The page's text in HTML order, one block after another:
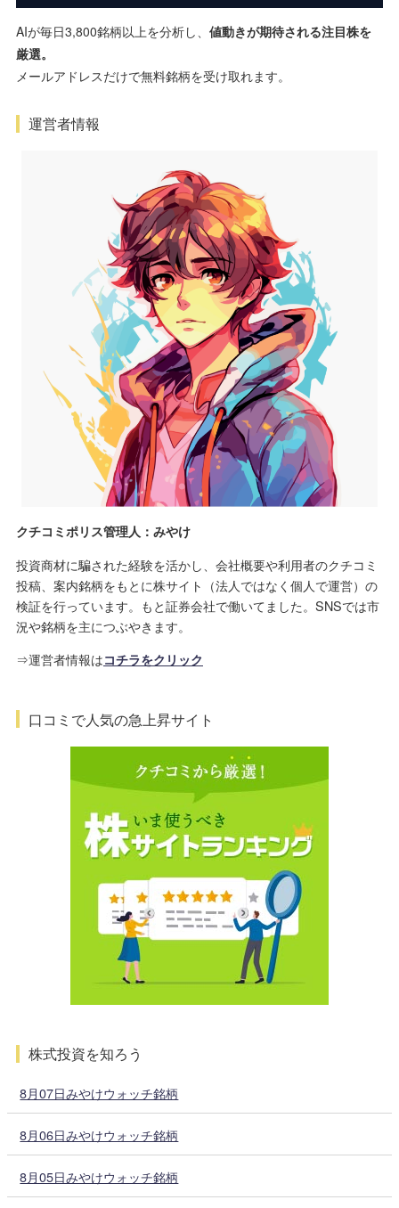
AIが毎日3,800銘柄以上を分析し、 値動きが期待される注目株を
厳選。
メールアドレスだけで無料銘柄を受け取れます。
運営者情報
クチコミポリス管理人：みやけ
投資商材に騙された経験を活かし、会社概要や利用者のクチコミ
投稿、案内銘柄をもとに株サイト（法人ではなく個人で運営）の
検証を行っています。もと証券会社で働いてました。SNSでは市
況や銘柄を主につぶやきます。
⇒運営者情報はコチラをクリック
口コミで人気の急上昇サイト
株式投資を知ろう
8月07日みやけウォッチ銘柄
8月06日みやけウォッチ銘柄
8月05日みやけウォッチ銘柄